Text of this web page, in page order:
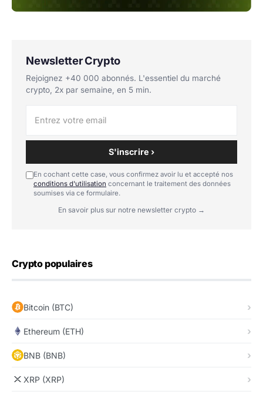
Newsletter Crypto
Rejoignez +40 000 abonnés. L'essentiel du marché
crypto, 2x par semaine, en 5 min.
S'inscrire ›
En cochant cette case, vous confirmez avoir lu et accepté nos
conditions d'utilisation concernant le traitement des données
soumises via ce formulaire.
En savoir plus sur notre newsletter crypto →
Crypto populaires
Bitcoin (BTC)
Ethereum (ETH)
BNB (BNB)
XRP (XRP)